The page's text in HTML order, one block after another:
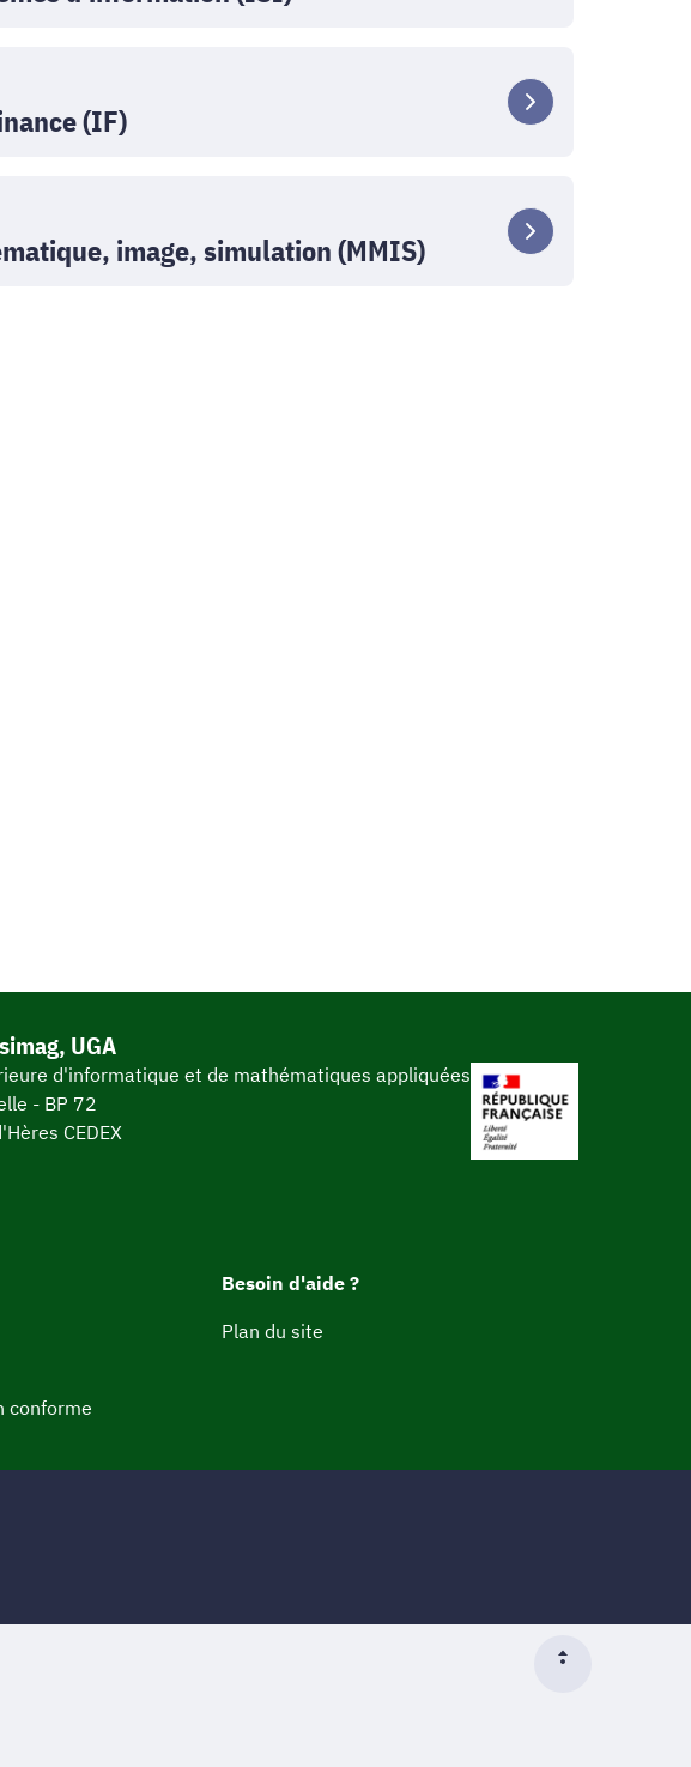
(IF)
image, simulation (MMIS)
UGA
d'informatique et de mathématiques appliquées
- BP 72
CEDEX
conforme
Besoin d'aide ?
Plan du site